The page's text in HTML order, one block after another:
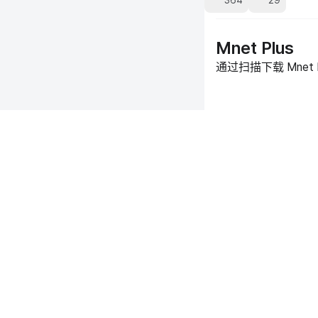
Mnet Plus
通过扫描下载 Mnet